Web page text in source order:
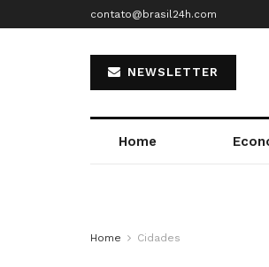
contato@brasil24h.com
NEWSLETTER
Home
Home Cidades